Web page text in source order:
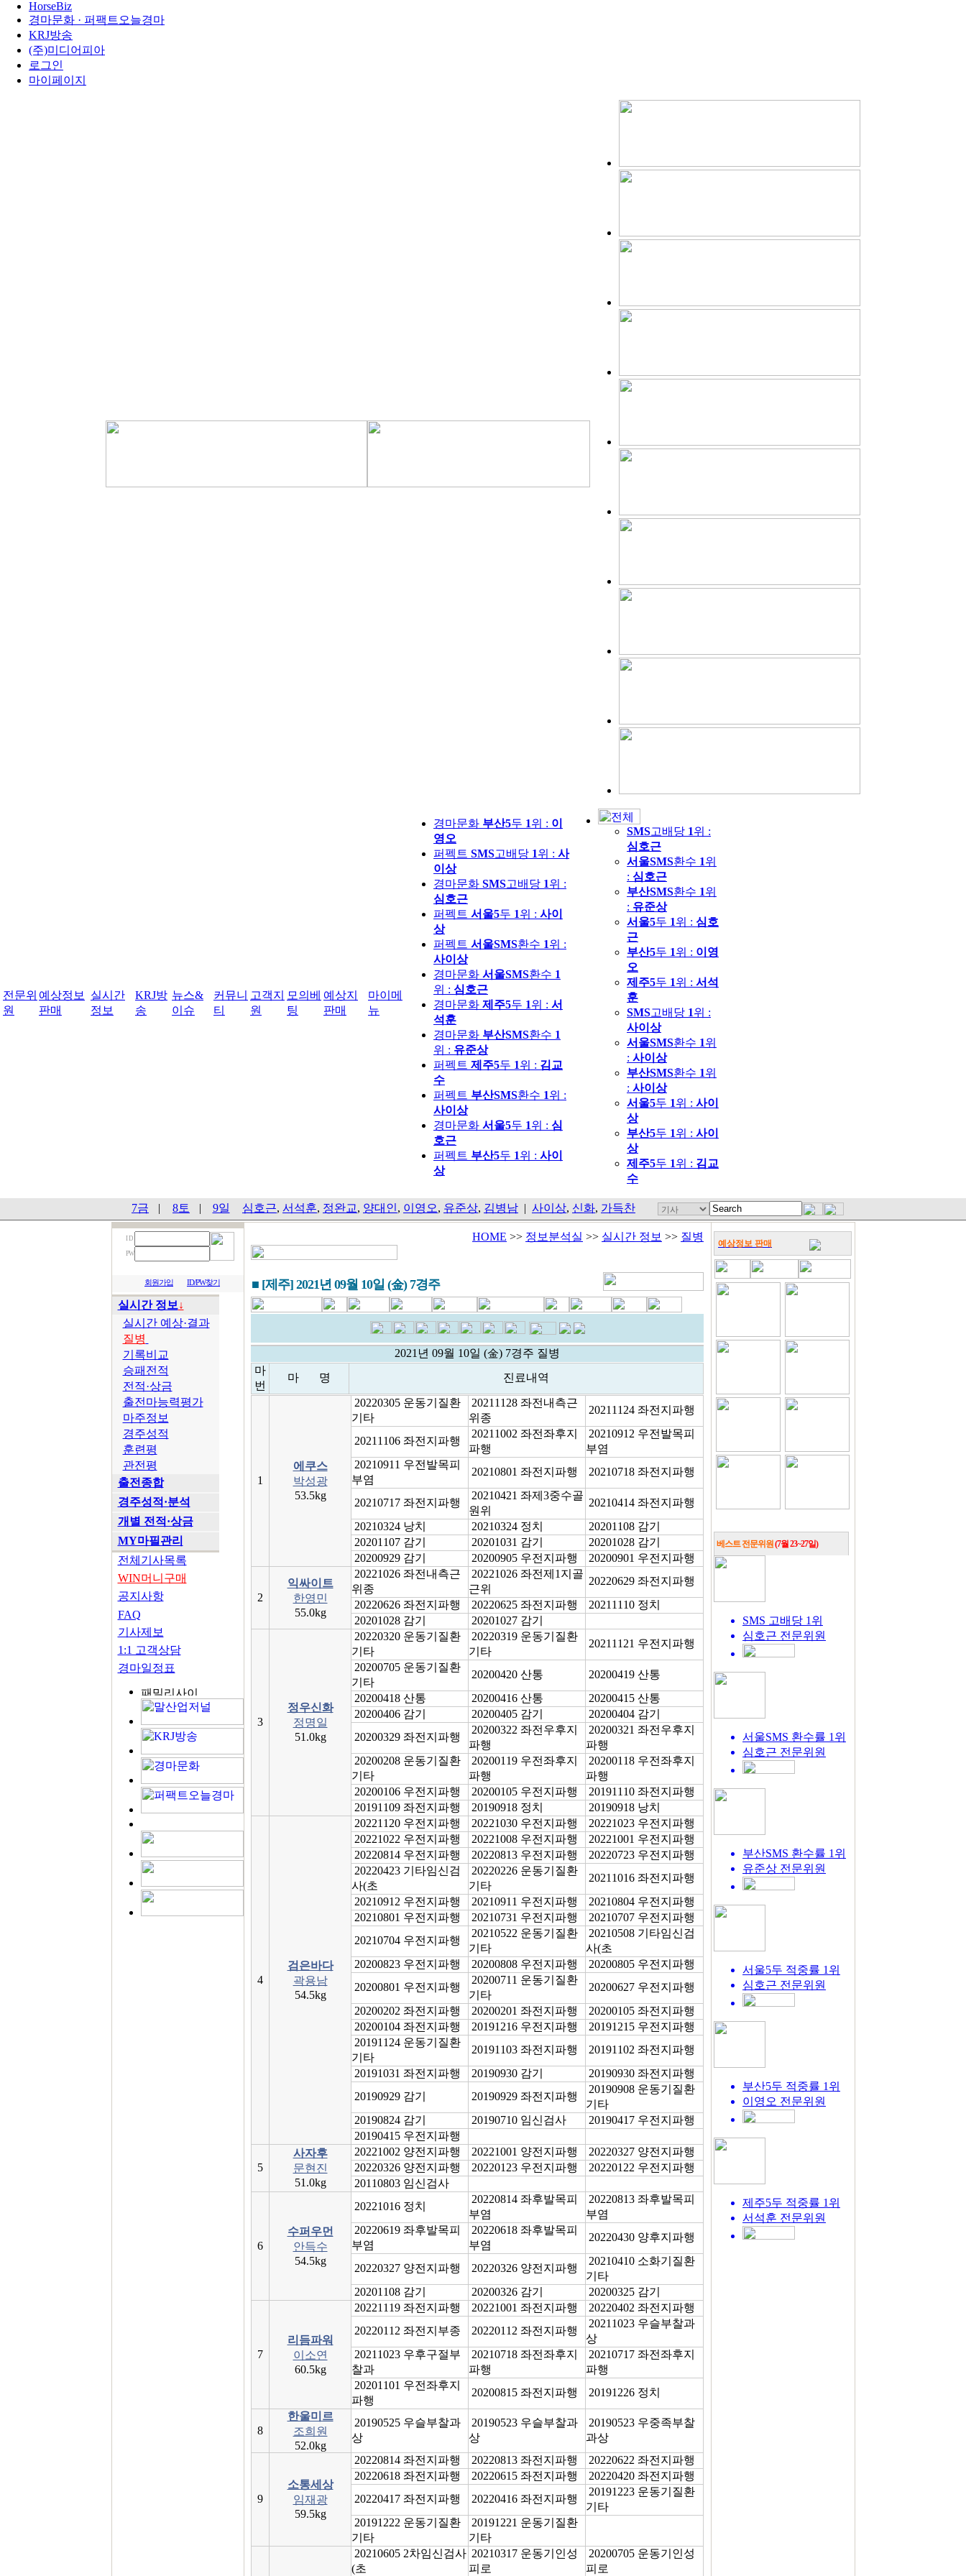
HorseBiz
경마문화 · 퍼팩트오늘경마
KRJ방송
(주)미디어피아
로그인
마이페이지
전문위
원
예상정보
판매
실시간
정보
KRJ방
송
뉴스&
이슈
커뮤니
티
고객지
원
모의베
팅
예상지
판매
마이메
뉴
경마문화 부산5두 1위 : 이
영오
퍼펙트 SMS고배당 1위 : 사
이상
경마문화 SMS고배당 1위 :
심호근
퍼펙트 서울5두 1위 : 사이
상
퍼펙트 서울SMS환수 1위 :
사이상
경마문화 서울SMS환수 1
위 : 심호근
경마문화 제주5두 1위 : 서
석훈
경마문화 부산SMS환수 1
위 : 유준상
퍼펙트 제주5두 1위 : 김교
수
퍼펙트 부산SMS환수 1위 :
사이상
경마문화 서울5두 1위 : 심
호근
퍼펙트 부산5두 1위 : 사이
상
SMS고배당 1위 :
심호근
서울SMS환수 1위
: 심호근
부산SMS환수 1위
: 유준상
서울5두 1위 : 심호
근
부산5두 1위 : 이영
오
제주5두 1위 : 서석
훈
SMS고배당 1위 :
사이상
서울SMS환수 1위
: 사이상
부산SMS환수 1위
: 사이상
서울5두 1위 : 사이
상
부산5두 1위 : 사이
상
제주5두 1위 : 김교
수
7금 | 8토 | 9일 심호근, 서석훈, 정완교, 양대인, 이영오, 유준상, 김병남 | 사이상, 신화, 가득찬
I D
PW
회원가입 ID/PW찾기
실시간 정보↓
실시간 예상·결과
질병
기록비교
승패전적
전적·상금
출전마능력평가
마주정보
경주성적
훈련평
관전평
출전종합
경주성적·분석
개별 전적·상금
MY마필관리
전체기사목록
WIN머니구매
공지사항
FAQ
기사제보
1:1 고객상담
경마일정표
HOME >> 정보분석실 >> 실시간 정보 >> 질병
■ [제주] 2021년 09월 10일 (金) 7경주
2021년 09월 10일 (金) 7경주 질병
마
번
마 명 진료내역
1
에쿠스
박성광
53.5kg
20220305 운동기질환
기타
20211128 좌전내측근
위종
20211124 좌전지파행
20211106 좌전지파행
20211002 좌전좌후지
파행
20210912 우전발목피
부염
20210911 우전발목피
부염
20210801 좌전지파행 20210718 좌전지파행
20210717 좌전지파행
20210421 좌제3중수골
원위
20210414 좌전지파행
20210324 낭치
20210324 정치
20201108 감기
20201107 감기
20201031 감기
20201028 감기
20200929 감기
20200905 우전지파행 20200901 우전지파행
2
익싸이트
한영민
55.0kg
20221026 좌전내측근
위종
20221026 좌전제1지골
근위
20220629 좌전지파행
20220626 좌전지파행
20220625 좌전지파행
20211110 정치
20201028 감기
20201027 감기
3
정우신화
정명일
51.0kg
20220320 운동기질환
기타
20220319 운동기질환
기타
20211121 우전지파행
20200705 운동기질환
기타
20200420 산통
20200419 산통
20200418 산통
20200416 산통
20200415 산통
20200406 감기
20200405 감기
20200404 감기
20200329 좌전지파행
20200322 좌전우후지
파행
20200321 좌전우후지
파행
20200208 운동기질환
기타
20200119 우전좌후지
파행
20200118 우전좌후지
파행
20200106 우전지파행
20200105 우전지파행
20191110 좌전지파행
20191109 좌전지파행
20190918 정치 20190918 낭치
4
검은바다
곽용남
54.5kg
20221120 우전지파행 20221030 우전지파행
20221023 우전지파행
20221022 우전지파행
20221008 우전지파행
20221001 우전지파행
20220814 우전지파행
20220813 우전지파행
20220723 우전지파행
20220423 기타임신검
사(초
20220226 운동기질환
기타
20211016 좌전지파행
20210912 우전지파행
20210911 우전지파행
20210804 우전지파행
20210801 우전지파행
20210731 우전지파행
20210707 우전지파행
20210704 우전지파행
20210522 운동기질환
기타
20210508 기타임신검
사(초
20200823 우전지파행
20200808 우전지파행
20200805 우전지파행
20200801 우전지파행
20200711 운동기질환
기타
20200627 우전지파행
20200202 좌전지파행
20200201 좌전지파행
20200105 좌전지파행
20200104 좌전지파행
20191216 우전지파행
20191215 우전지파행
20191124 운동기질환
기타
20191103 좌전지파행
20191102 좌전지파행
20191031 좌전지파행
20190930 감기
20190930 좌전지파행
20190929 감기
20190929 좌전지파행
20190908 운동기질환
기타
20190824 감기
20190710 임신검사
20190417 우전지파행
20190415 우전지파행
5
사자후
문현진
51.0kg
20221002 양전지파행 20221001 양전지파행
20220327 양전지파행
20220326 양전지파행
20220123 우전지파행
20220122 우전지파행
20110803 임신검사
6
수퍼우먼
안득수
54.5kg
20221016 정치
20220814 좌후발목피
부염
20220813 좌후발목피
부염
20220619 좌후발목피
부염
20220618 좌후발목피
부염
20220430 양후지파행
20220327 양전지파행 20220326 양전지파행
20210410 소화기질환
기타
20201108 감기
20200326 감기 20200325 감기
7
리듬파워
이소연
60.5kg
20221119 좌전지파행 20221001 좌전지파행
20220402 좌전지파행
20220112 좌전지부종
20220112 좌전지파행
20211023 우슬부찰과
상
20211023 우후구절부
찰과
20210718 좌전좌후지
파행
20210717 좌전좌후지
파행
20201101 우전좌후지
파행
20200815 좌전지파행 20191226 정치
8
한울미르
조희원
52.0kg
20190525 우슬부찰과
상
20190523 우슬부찰과
상
20190523 우중족부찰
과상
9
소통세상
임재광
59.5kg
20220814 좌전지파행 20220813 좌전지파행
20220622 좌전지파행
20220618 좌전지파행
20220615 좌전지파행
20220420 좌전지파행
20220417 좌전지파행
20220416 좌전지파행
20191223 운동기질환
기타
20191222 운동기질환
기타
20191221 운동기질환
기타
20210605 2차임신검사
(초
20210317 운동기인성
피로
20200705 운동기인성
피로
예상정보 판매
베스트 전문위원(7월 23~27일)
SMS 고배당 1위
심호근 전문위원
서울SMS 환수률 1위
심호근 전문위원
부산SMS 환수률 1위
유준상 전문위원
서울5두 적중률 1위
심호근 전문위원
부산5두 적중률 1위
이영오 전문위원
제주5두 적중률 1위
서석훈 전문위원